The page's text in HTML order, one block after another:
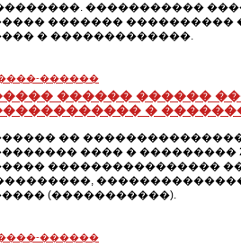
�����������
������� ����������
� �������������.
������
������ ������
�
��
���� � ���������
����������������
(�����������).
������